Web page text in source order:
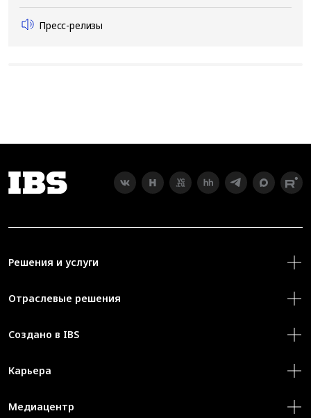
Пресс-релизы
Решения и услуги
Отраслевые решения
Создано в IBS
Карьера
Медиацентр